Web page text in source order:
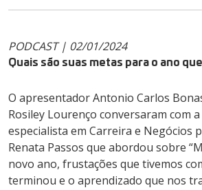
PODCAST | 02/01/2024
Quais são suas metas para o ano
O apresentador Antonio Carlos
Rosiley Lourenço conversaram com
especialista em Carreira e Negócios
Renata Passos que abordou sobre
novo ano, frustações que tivemos
terminou e o aprendizado que nos